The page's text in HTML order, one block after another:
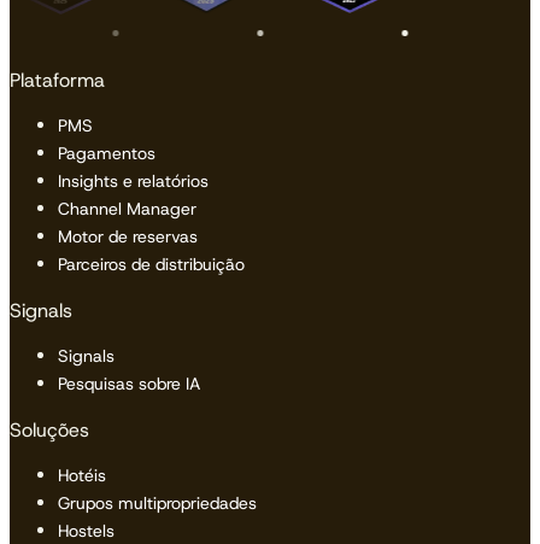
Plataforma
PMS
Pagamentos
Insights e relatórios
Channel Manager
Motor de reservas
Parceiros de distribuição
Signals
Signals
Pesquisas sobre IA
Soluções
Hotéis
Grupos multipropriedades
Hostels